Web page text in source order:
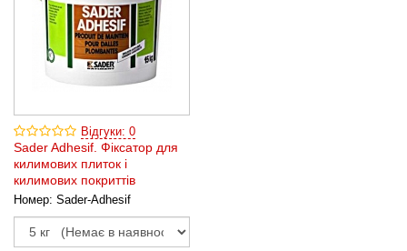
Відгуки: 0
Sader Adhesif. Фіксатор для
килимових плиток і
килимових покриттів
Номер: Sader-Adhesif